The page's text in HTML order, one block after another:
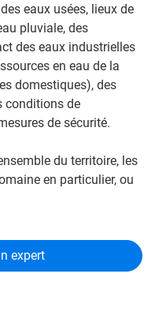
eaux usées, lieux de
pluviale, des
des eaux industrielles
en eau de la
domestiques), des
conditions de
de sécurité.
du territoire, les
en particulier, ou
expert